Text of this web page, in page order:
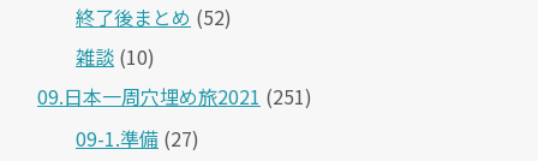
終了後まとめ (52)
雑談 (10)
09.日本一周穴埋め旅2021 (251)
09-1.準備 (27)